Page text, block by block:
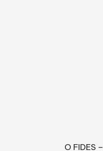
O FIDES –